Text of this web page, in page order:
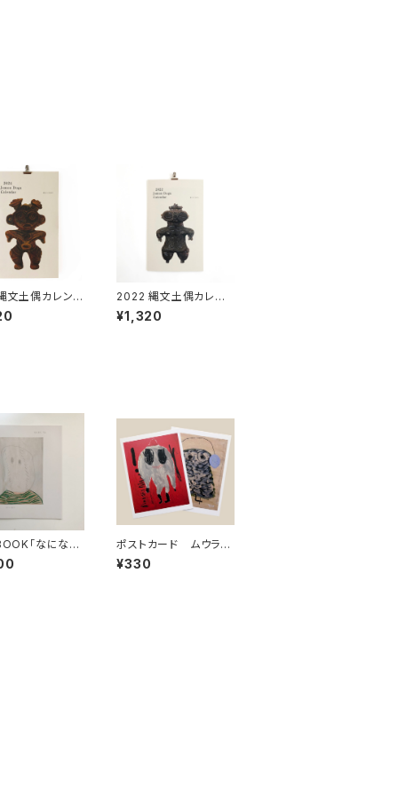
文土偶カレンダ
2022 縄文土偶カレン
ダー
¥1,320
「なになに
ポストカード ムウラ村
2枚セット
¥330